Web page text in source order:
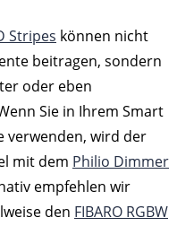
Stripes können nicht
beitragen, sondern
oder eben
Sie in Ihrem Smart
verwenden, wird der
mit dem Philio Dimmer
empfehlen wir
den FIBARO RGBW